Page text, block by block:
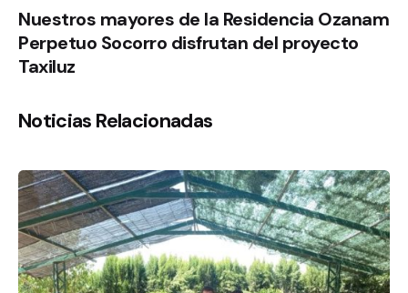
Nuestros mayores de la Residencia Ozanam
Perpetuo Socorro disfrutan del proyecto
Taxiluz
Noticias Relacionadas